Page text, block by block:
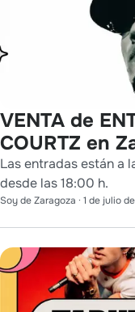
VENTA de
COURTZ en
Las entradas están a
desde las 18:00 h.
Soy de Zaragoza · 1 de julio